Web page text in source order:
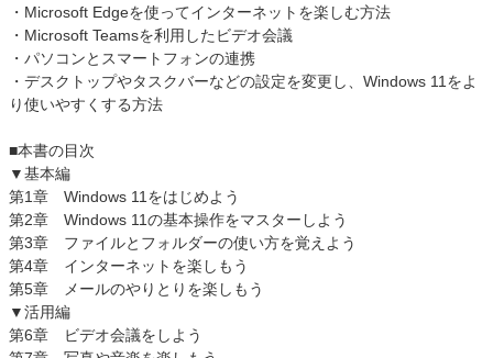
・Microsoft Edgeを使ってインターネットを楽しむ方法
・Microsoft Teamsを利用したビデオ会議
・パソコンとスマートフォンの連携
・デスクトップやタスクバーなどの設定を変更し、Windows 11をよ
り使いやすくする方法
■本書の目次
▼基本編
第1章 Windows 11をはじめよう
第2章 Windows 11の基本操作をマスターしよう
第3章 ファイルとフォルダーの使い方を覚えよう
第4章 インターネットを楽しもう
第5章 メールのやりとりを楽しもう
▼活用編
第6章 ビデオ会議をしよう